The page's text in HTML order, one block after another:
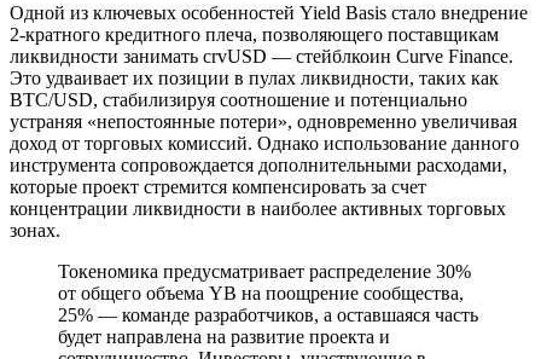
Одной из ключевых особенностей Yield Basis стало внедрение
2-кратного кредитного плеча, позволяющего поставщикам
ликвидности занимать crvUSD — стейблкоин Curve Finance.
Это удваивает их позиции в пулах ликвидности, таких как
BTC/USD, стабилизируя соотношение и потенциально
устраняя «непостоянные потери», одновременно увеличивая
доход от торговых комиссий. Однако использование данного
инструмента сопровождается дополнительными расходами,
которые проект стремится компенсировать за счет
концентрации ликвидности в наиболее активных торговых
зонах.
Токеномика предусматривает распределение 30%
от общего объема YB на поощрение сообщества,
25% — команде разработчиков, а оставшаяся часть
будет направлена на развитие проекта и